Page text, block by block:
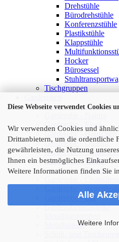
Diese Webseite verwendet Cookies
Wir verwenden Cookies und
Drittanbietern, um die ordentliche
gewährleisten, die Nutzung
Ihnen ein bestmögliches
Weitere Informationen finden Sie
Alle
Weitere
Drehstühle
Bürodrehstühle
Konferenzstühle
Plastikstühle
Klappstühle
Hocker
Bürosessel
Tischgruppen
Garderoben anzeigen
Garderobe - Flexi
Garderobe - Häuschen
Garderobe - Quadro
Garderobe -
Garderobe - Wolke
Garderobe - Tropfen
Garderobe - Elli
Garderobenschränke
Metallspinde